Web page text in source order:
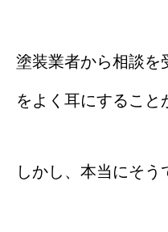
塗装業者から相談を
をよく耳にすること
しかし、本当にそう